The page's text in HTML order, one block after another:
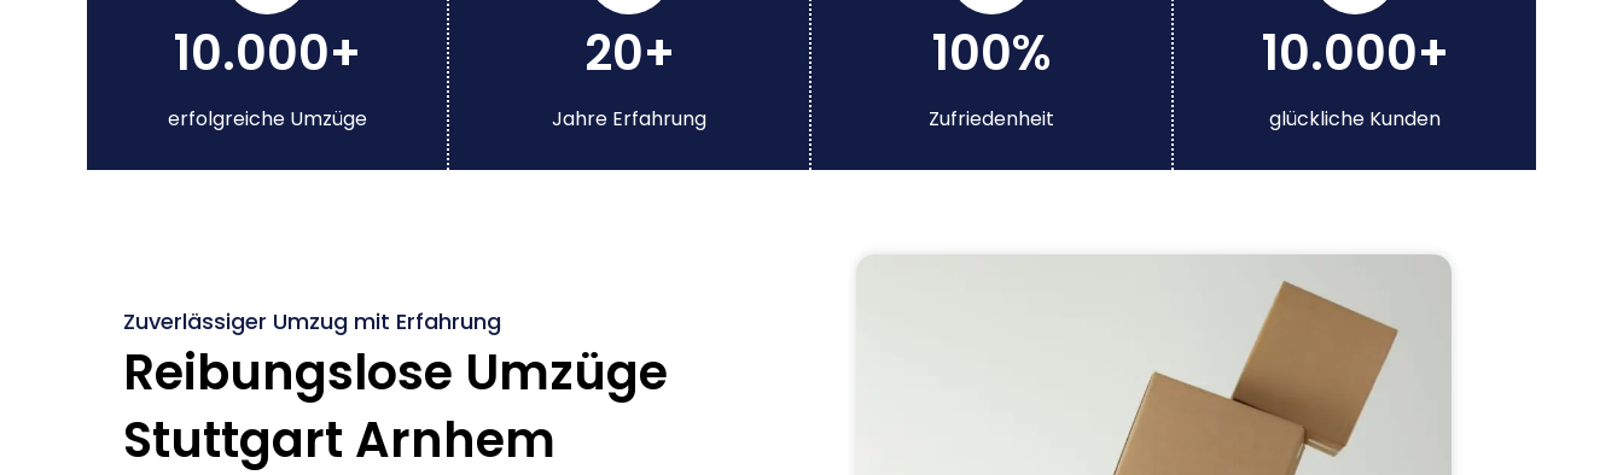
10.000+
erfolgreiche Umzüge
20+
Jahre Erfahrung
100%
Zufriedenheit
10.000+
glückliche Kunden
Zuverlässiger Umzug mit Erfahrung
Reibungslose Umzüge
Stuttgart Arnhem